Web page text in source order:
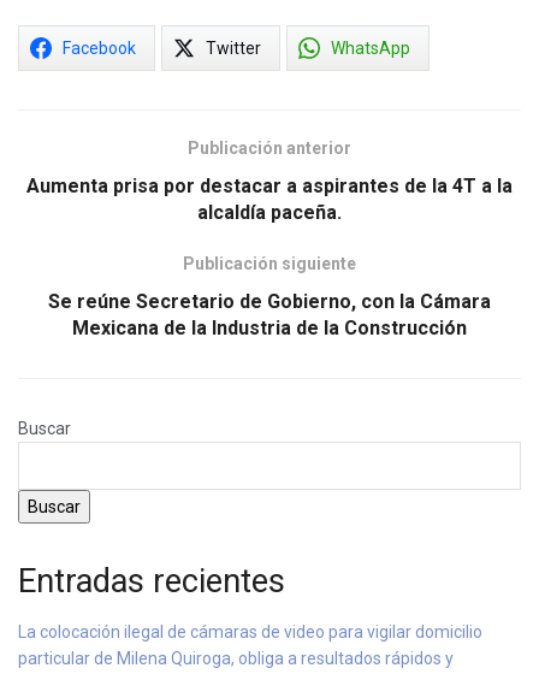
Facebook Twitter WhatsApp
Publicación anterior
Aumenta prisa por destacar a aspirantes de la 4T a la
alcaldía paceña.
Publicación siguiente
Se reúne Secretario de Gobierno, con la Cámara
Mexicana de la Industria de la Construcción
Buscar
Buscar
Entradas recientes
La colocación ilegal de cámaras de video para vigilar domicilio
particular de Milena Quiroga, obliga a resultados rápidos y